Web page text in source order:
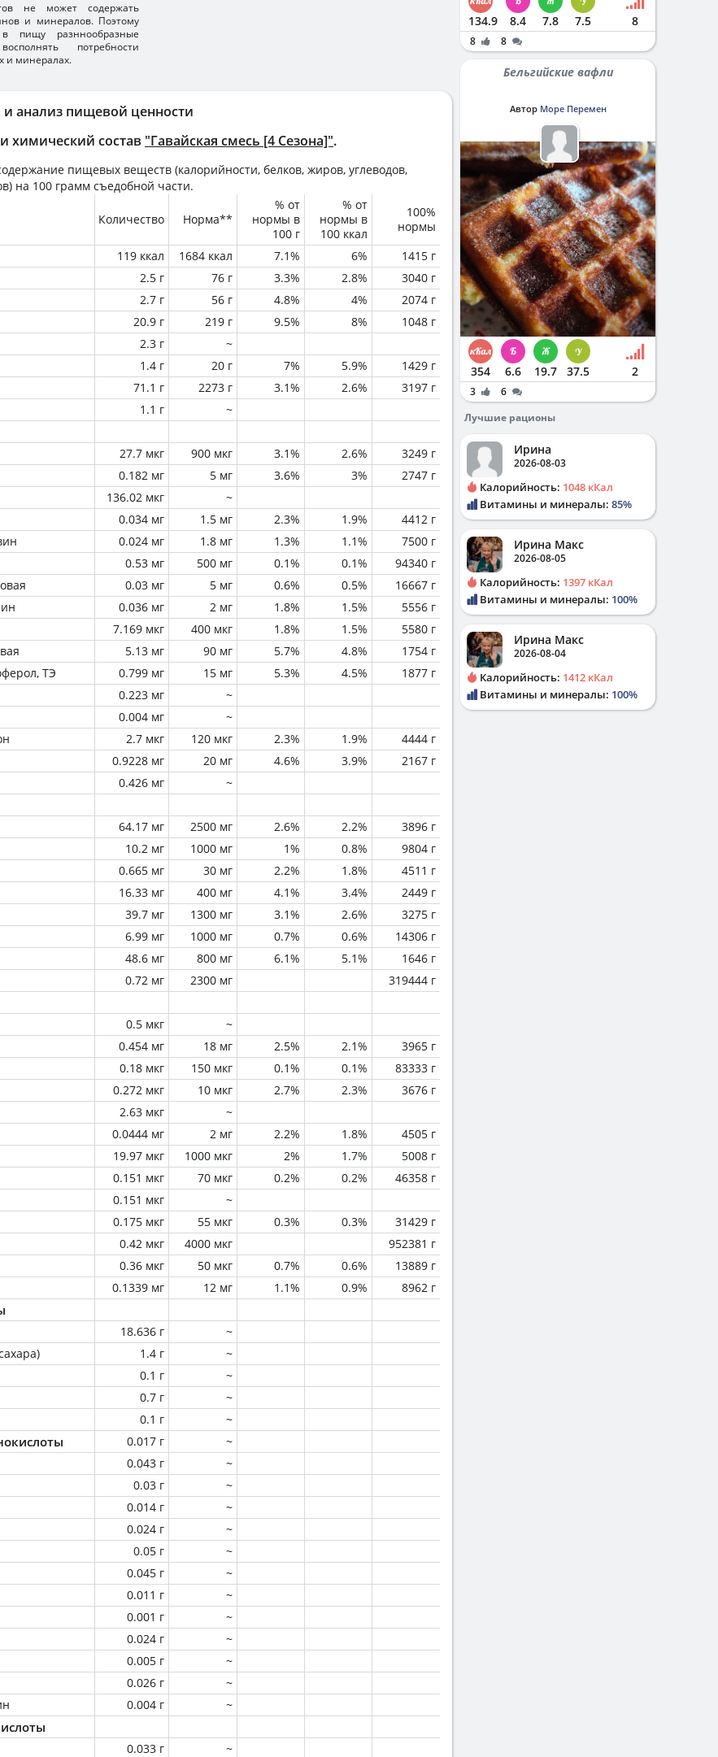
анализ пищевой ценности
химический состав "Гавайская смесь [4 Сезона]".
пищевых веществ (калорийности, белков, жиров, углеводов,
на 100 грамм съедобной части.
Количество Норма**
% от
нормы в
100 г
% от
нормы в
100 ккал
100%
нормы
119 ккал 1684 ккал 7.1% 6%
1415 г
2.5 г 76 г 3.3% 2.8%
3040 г
2.7 г 56 г 4.8% 4%
2074 г
20.9 г 219 г 9.5% 8%
1048 г
2.3 г
~
1.4 г 20 г 7% 5.9%
1429 г
71.1 г 2273 г 3.1% 2.6%
3197 г
1.1 г ~
27.7 мкг 900 мкг 3.1% 2.6%
3249 г
0.182 мг 5 мг 3.6% 3%
2747 г
136.02 мкг
~
0.034 мг 1.5 мг 2.3% 1.9%
4412 г
0.024 мг 1.8 мг 1.3% 1.1%
7500 г
0.53 мг 500 мг 0.1% 0.1%
94340 г
0.03 мг 5 мг 0.6% 0.5%
16667 г
0.036 мг 2 мг 1.8% 1.5%
5556 г
7.169 мкг 400 мкг 1.8% 1.5%
5580 г
5.13 мг 90 мг 5.7% 4.8%
1754 г
ТЭ
0.799 мг 15 мг 5.3% 4.5%
1877 г
0.223 мг
~
0.004 мг
~
2.7 мкг 120 мкг 2.3% 1.9%
4444 г
0.9228 мг 20 мг 4.6% 3.9%
2167 г
0.426 мг ~
64.17 мг 2500 мг 2.6% 2.2%
3896 г
10.2 мг 1000 мг 1% 0.8%
9804 г
0.665 мг 30 мг 2.2% 1.8%
4511 г
16.33 мг 400 мг 4.1% 3.4%
2449 г
39.7 мг 1300 мг 3.1% 2.6%
3275 г
6.99 мг 1000 мг 0.7% 0.6%
14306 г
48.6 мг 800 мг 6.1% 5.1%
1646 г
0.72 мг 2300 мг 319444 г
0.5 мкг
~
0.454 мг 18 мг 2.5% 2.1%
3965 г
0.18 мкг 150 мкг 0.1% 0.1%
83333 г
0.272 мкг 10 мкг 2.7% 2.3%
3676 г
2.63 мкг
~
0.0444 мг 2 мг 2.2% 1.8%
4505 г
19.97 мкг 1000 мкг 2% 1.7%
5008 г
0.151 мкг 70 мкг 0.2% 0.2%
46358 г
0.151 мкг
~
0.175 мкг 55 мкг 0.3% 0.3%
31429 г
0.42 мкг 4000 мкг
952381 г
0.36 мкг 50 мкг 0.7% 0.6%
13889 г
0.1339 мг 12 мг 1.1% 0.9% 8962 г
18.636 г
~
1.4 г
~
0.1 г
~
0.7 г
~
0.1 г ~
0.017 г
~
0.043 г
~
0.03 г
~
0.014 г
~
0.024 г
~
0.05 г
~
0.045 г
~
0.011 г
~
0.001 г
~
0.024 г
~
0.005 г
~
0.026 г
~
0.004 г ~
0.033 г ~
не может содержать
и минералов. Поэтому
пищу разннообразные
потребности
и минералах.
134.9 8.4 7.8 7.5 8
8 8
Бельгийские вафли
Автор Море Перемен
354 6.6 19.7 37.5 2
3
6
Лучшие рационы
Ирина
2026-08-03
Калорийность: 1048 кКал
Витамины и минералы: 85%
Ирина Макс
2026-08-05
Калорийность: 1397 кКал
Витамины и минералы: 100%
Ирина Макс
2026-08-04
Калорийность: 1412 кКал
Витамины и минералы: 100%